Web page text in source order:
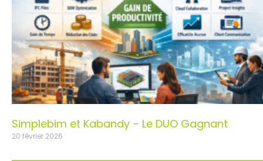
Simplebim et Kabandy – Le DUO Gagnant
20 février 2026